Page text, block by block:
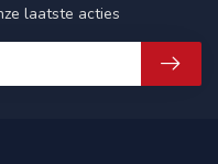
laatste acties